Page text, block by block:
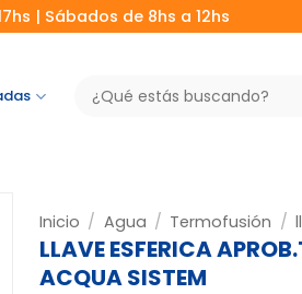
| Sábados de 8hs a 12hs
Buscar
por:
Inicio / Agua / Termofusión /
LLAVE ESFERICA
ACQUA SISTEM